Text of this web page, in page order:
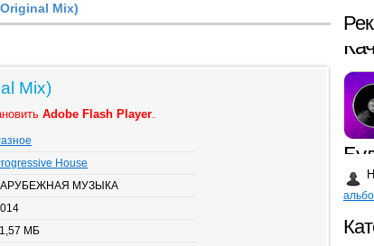
Mix)
Mix)
Adobe Flash Player.
House
МУЗЫКА
МБ